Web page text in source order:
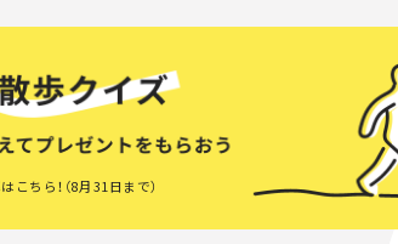
こちら！（8月31日まで）